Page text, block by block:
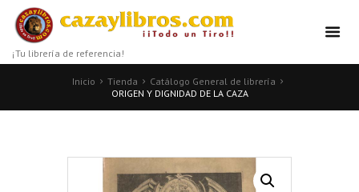
¡Tu librería de referencia!
Inicio Tienda
Catálogo General de librería
ORIGEN Y DIGNIDAD DE LA CAZA